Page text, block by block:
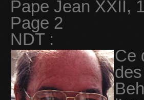
Pape Jean XXII,
Page 2
NDT :
Ce